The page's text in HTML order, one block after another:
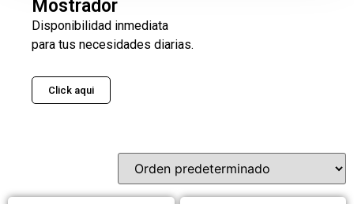
Mostrador
Disponibilidad inmediata
para tus necesidades diarias.
Click aqui